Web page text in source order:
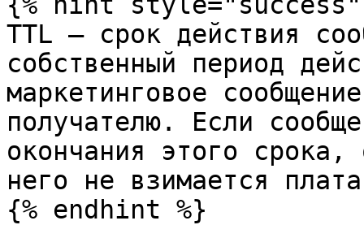
TTL — срок действия
собственный период
маркетинговое
получателю. Если
окончания этого
него не взимается
{% endhint %}